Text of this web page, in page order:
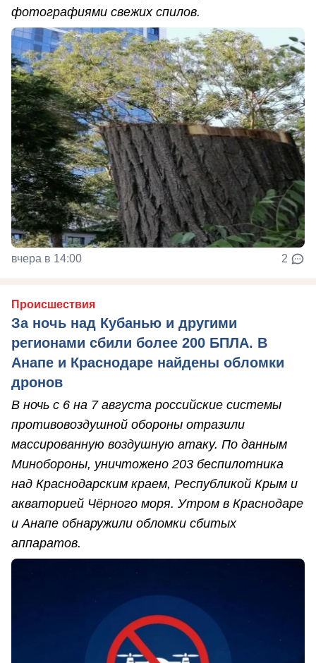
фотографиями свежих спилов.
вчера в 14:00 2
Происшествия
За ночь над Кубанью и другими
регионами сбили более 200 БПЛА. В
Анапе и Краснодаре найдены обломки
дронов
В ночь с 6 на 7 августа российские системы
противовоздушной обороны отразили
массированную воздушную атаку. По данным
Минобороны, уничтожено 203 беспилотника
над Краснодарским краем, Республикой Крым и
акваторией Чёрного моря. Утром в Краснодаре
и Анапе обнаружили обломки сбитых
аппаратов.